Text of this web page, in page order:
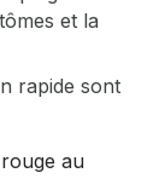
et la
rapide sont
au